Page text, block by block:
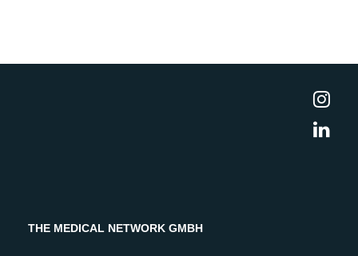
THE MEDICAL NETWORK GMBH